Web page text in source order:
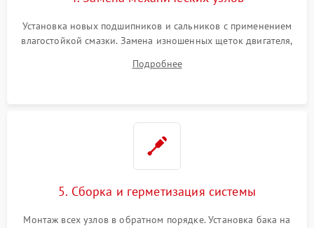
Установка новых подшипников и сальников с применением
влагостойкой смазки. Замена изношенных щеток двигателя,
или поврежденной резиновой манжеты.
Подробнее
5. Сборка и герметизация системы
Монтаж всех узлов в обратном порядке. Установка бака на